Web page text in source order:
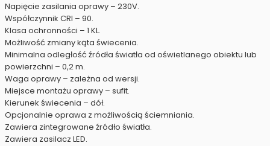
Napięcie zasilania oprawy – 230V.
Współczynnik CRI – 90.
Klasa ochronności – 1 KL.
Możliwość zmiany kąta świecenia.
Minimalna odległość źródła światła od oświetlanego obiektu lub
powierzchni – 0,2 m.
Waga oprawy – zależna od wersji.
Miejsce montażu oprawy – sufit.
Kierunek świecenia – dół.
Opcjonalnie oprawa z możliwością ściemniania.
Zawiera zintegrowane źródło światła.
Zawiera zasilacz LED.